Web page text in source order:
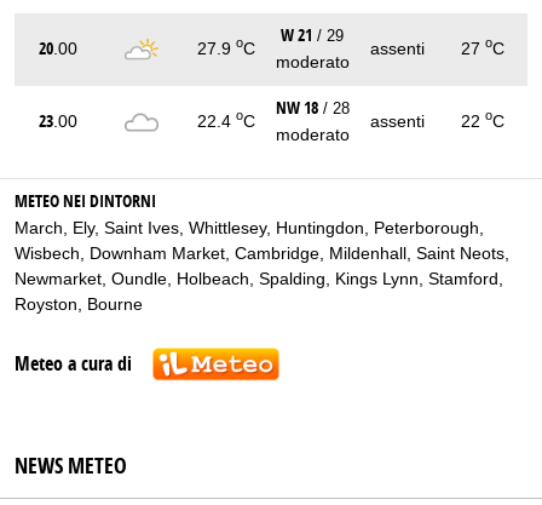
20 .00 27.9 oC
W 21 / 29
moderato
assenti 27 oC
23 .00 22.4 oC
NW 18 / 28
moderato
assenti 22 oC
METEO NEI DINTORNI
March Ely, Saint Ives Whittlesey, Huntingdon Peterborough
Wisbech
Downham Market Cambridge Mildenhall Saint Neots
Newmarket Oundle Holbeach Spalding Kings Lynn Stamford
Royston
Bourne
Meteo a cura di
NEWS METEO